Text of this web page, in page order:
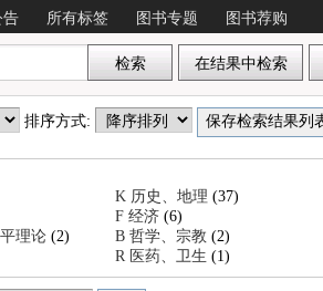
所有标签 图书专题 图书荐购
排序方式:
K 历史、地理 (37)
F 经济 (6)
理论 (2) B 哲学、宗教 (2)
R 医药、卫生 (1)